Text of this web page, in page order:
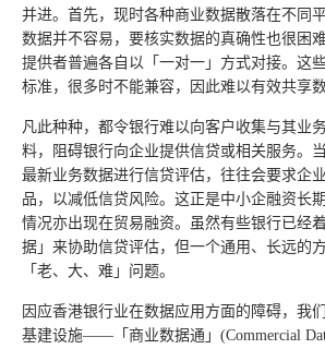
并进。首先，现时各种商业数据散落在不同
数据并不容易，要核实数据的真确性也很困
提供者普遍各自以「一对一」方式对接。这
标准，很多时不能兼容，因此难以有效共享数
凡此种种，都令银行难以向客户收集与其业
料，阻碍银行向企业提供信贷或相关服务。
最新业务数据进行信贷评估，往往会要求企
品，以减低信贷风险。这正是中小企融资长
情况亦出现在贸易融资。虽然有些银行已经
据」来协助信贷评估，但一个通用、长远的
「老、大、难」问题。
因应香港银行业在数据应用方面的障碍，我
基建设施——「商业数据通」(Commercial